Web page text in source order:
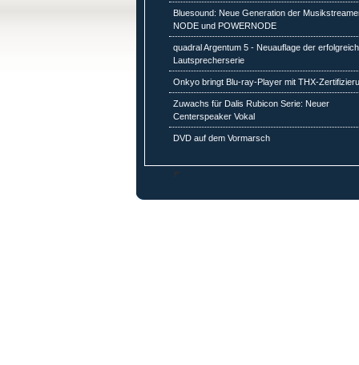
Bluesound: Neue Generation der
NODE und POWERNODE
quadral Argentum 5 - Neuauflage der
Lautsprecherserie
Onkyo bringt Blu-ray-Player mit THX-
Zuwachs für Dalis Rubicon Serie: Neuer
Centerspeaker Vokal
DVD auf dem Vormarsch